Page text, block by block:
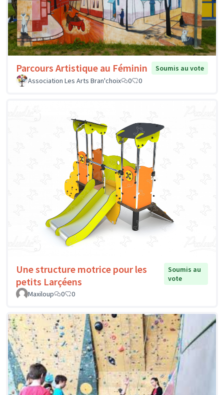
Parcours Artistique au Féminin
Soumis au vote
Association Les Arts Bran'choix
0 0
Une structure motrice pour les
petits Larçéens
Soumis au
vote
Maxiloup
0 0